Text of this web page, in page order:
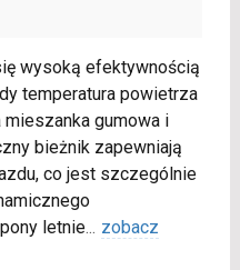
wysoką efektywnością
temperatura powietrza
mieszanka gumowa i
bieżnik zapewniają
co jest szczególnie
letnie... zobacz